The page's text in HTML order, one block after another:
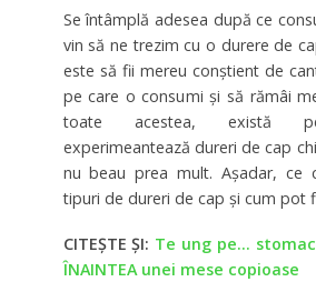
Se întâmplă adesea după ce
vin să ne trezim cu o durere de
este să fii mereu conştient de
pe care o consumi şi să rămâi
toate acestea, există
experimeantează dureri de cap
nu beau prea mult. Aşadar, ce
tipuri de dureri de cap şi cum pot
CITEȘTE ȘI: Te ung pe…
ÎNAINTEA unei mese copioase